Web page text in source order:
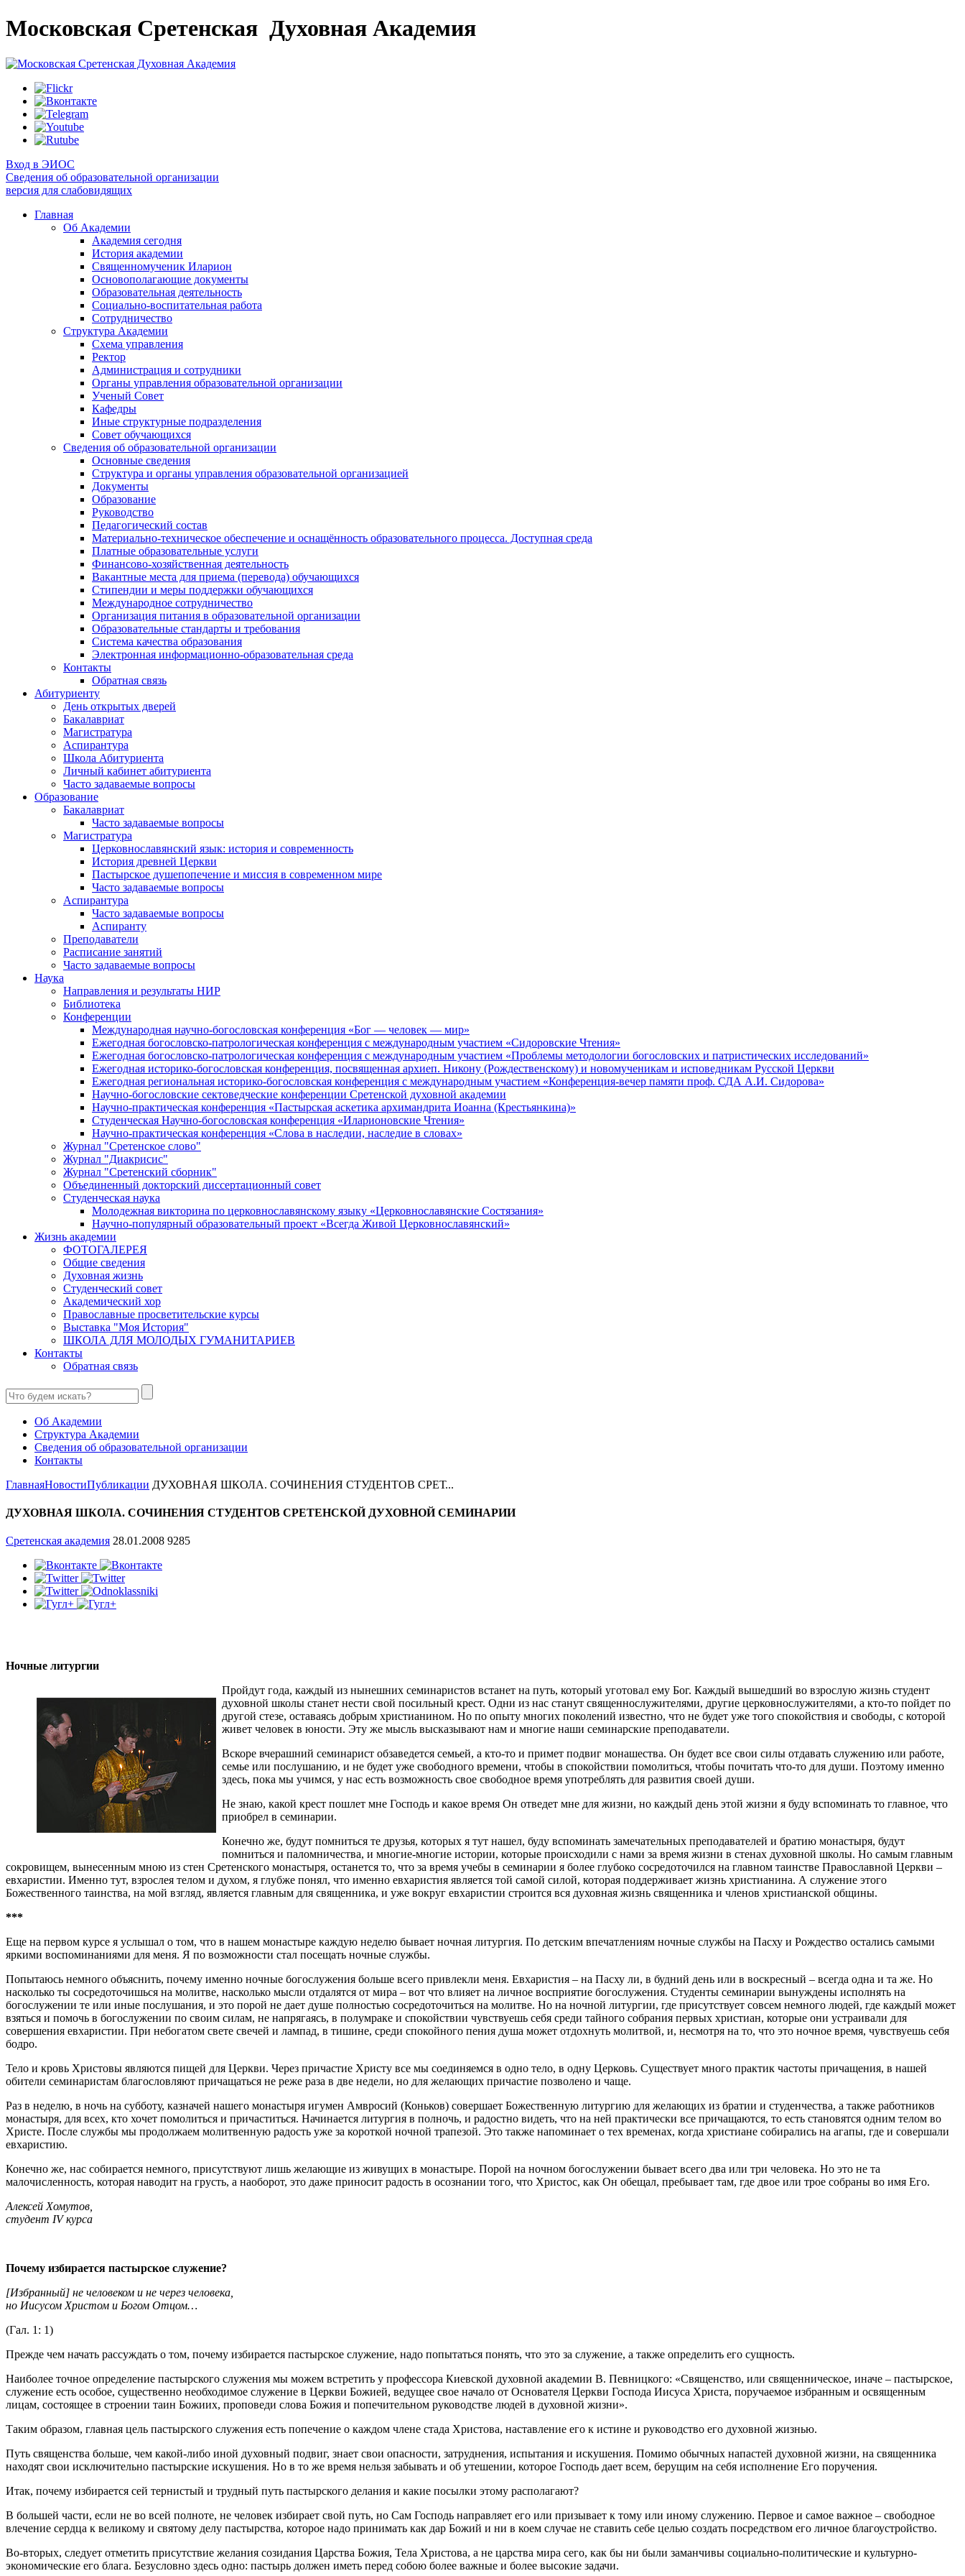
Московская Сретенская Духовная Академия
Вход в ЭИОС
Сведения об образовательной организации
версия для слабовидящих
Главная
Об Академии
Академия сегодня
История академии
Священномученик Иларион
Основополагающие документы
Образовательная деятельность
Социально-воспитательная работа
Сотрудничество
Структура Академии
Схема управления
Ректор
Администрация и сотрудники
Органы управления образовательной организации
Ученый Совет
Кафедры
Иные структурные подразделения
Совет обучающихся
Сведения об образовательной организации
Основные сведения
Структура и органы управления образовательной организацией
Документы
Образование
Руководство
Педагогический состав
Материально-техническое обеспечение и оснащённость образовательного процесса. Доступная среда
Платные образовательные услуги
Финансово-хозяйственная деятельность
Вакантные места для приема (перевода) обучающихся
Стипендии и меры поддержки обучающихся
Международное сотрудничество
Организация питания в образовательной организации
Образовательные стандарты и требования
Система качества образования
Электронная информационно-образовательная среда
Контакты
Обратная связь
Абитуриенту
День открытых дверей
Бакалавриат
Магистратура
Аспирантура
Школа Абитуриента
Личный кабинет абитуриента
Часто задаваемые вопросы
Образование
Бакалавриат
Часто задаваемые вопросы
Магистратура
Церковнославянский язык: история и современность
История древней Церкви
Пастырское душепопечение и миссия в современном мире
Часто задаваемые вопросы
Аспирантура
Часто задаваемые вопросы
Аспиранту
Преподаватели
Расписание занятий
Часто задаваемые вопросы
Наука
Направления и результаты НИР
Библиотека
Конференции
Международная научно-богословская конференция «Бог — человек — мир»
Ежегодная богословско-патрологическая конференция с международным участием «Сидоровские Чтения»
Ежегодная богословско-патрологическая конференция с международным участием «Проблемы методологии богословских и патристических исследований»
Ежегодная историко-богословская конференция, посвященная архиеп. Никону (Рождественскому) и новомученикам и исповедникам Русской Церкви
Ежегодная региональная историко-богословская конференция с международным участием «Конференция-вечер памяти проф. СДА А.И. Сидорова»
Научно-богословские сектоведческие конференции Сретенской духовной академии
Научно-практическая конференция «Пастырская аскетика архимандрита Иоанна (Крестьянкина)»
Студенческая Научно-богословская конференция «Иларионовские Чтения»
Научно-практическая конференция «Cлова в наследии, наследие в словах»
Журнал "Сретенское слово"
Журнал "Диакрисис"
Журнал "Сретенский сборник"
Объединенный докторский диссертационный совет
Студенческая наука
Молодежная викторина по церковнославянскому языку «Церковнославянские Состязания»
Научно-популярный образовательный проект «Всегда Живой Церковнославянский»
Жизнь академии
ФОТОГАЛЕРЕЯ
Общие сведения
Духовная жизнь
Студенческий совет
Академический хор
Православные просветительские курсы
Выставка "Моя История"
ШКОЛА ДЛЯ МОЛОДЫХ ГУМАНИТАРИЕВ
Контакты
Обратная связь
Об Академии
Структура Академии
Сведения об образовательной организации
Контакты
ГлавнаяНовостиПубликации ДУХОВНАЯ ШКОЛА. СОЧИНЕНИЯ СТУДЕНТОВ СРЕТ...
ДУХОВНАЯ ШКОЛА. СОЧИНЕНИЯ СТУДЕНТОВ СРЕТЕНСКОЙ ДУХОВНОЙ СЕМИНАРИИ
Сретенская академия 28.01.2008 9285
Ночные литургии
Пройдут года, каждый из нынешних семинаристов встанет на путь, который уготовал ему Бог. Каждый вышедший во взрослую жизнь студент
духовной школы станет нести свой посильный крест. Одни из нас станут священнослужителями, другие церковнослужителями, а кто-то пойдет по
другой стезе, оставаясь добрым христианином. Но по опыту многих поколений известно, что не будет уже того спокойствия и свободы, с которой
живет человек в юности. Эту же мысль высказывают нам и многие наши семинарские преподаватели.
Вскоре вчерашний семинарист обзаведется семьей, а кто-то и примет подвиг монашества. Он будет все свои силы отдавать служению или работе,
семье или послушанию, и не будет уже свободного времени, чтобы в спокойствии помолиться, чтобы почитать что-то для души. Поэтому именно
здесь, пока мы учимся, у нас есть возможность свое свободное время употреблять для развития своей души.
Не знаю, какой крест пошлет мне Господь и какое время Он отведет мне для жизни, но каждый день этой жизни я буду вспоминать то главное, что
приобрел в семинарии.
Конечно же, будут помниться те друзья, которых я тут нашел, буду вспоминать замечательных преподавателей и братию монастыря, будут
помниться и паломничества, и многие-многие истории, которые происходили с нами за время жизни в стенах духовной школы. Но самым главным
сокровищем, вынесенным мною из стен Сретенского монастыря, останется то, что за время учебы в семинарии я более глубоко сосредоточился на главном таинстве Православной Церкви –
евхаристии. Именно тут, взрослея телом и духом, я глубже понял, что именно евхаристия является той самой силой, которая поддерживает жизнь христианина. А служение этого
Божественного таинства, на мой взгляд, является главным для священника, и уже вокруг евхаристии строится вся духовная жизнь священника и членов христианской общины.
***
Еще на первом курсе я услышал о том, что в нашем монастыре каждую неделю бывает ночная литургия. По детским впечатлениям ночные службы на Пасху и Рождество остались самыми
яркими воспоминаниями для меня. Я по возможности стал посещать ночные службы.
Попытаюсь немного объяснить, почему именно ночные богослужения больше всего привлекли меня. Евхаристия – на Пасху ли, в будний день или в воскресный – всегда одна и та же. Но
насколько ты сосредоточишься на молитве, насколько мысли отдалятся от мира – вот что влияет на личное восприятие богослужения. Студенты семинарии вынуждены исполнять на
богослужении те или иные послушания, и это порой не дает душе полностью сосредоточиться на молитве. Но на ночной литургии, где присутствует совсем немного людей, где каждый может
взяться и помочь в богослужении по своим силам, не напрягаясь, в полумраке и спокойствии чувствуешь себя среди тайного собрания первых христиан, которые они устраивали для
совершения евхаристии. При небогатом свете свечей и лампад, в тишине, среди спокойного пения душа может отдохнуть молитвой, и, несмотря на то, что это ночное время, чувствуешь себя
бодро.
Тело и кровь Христовы являются пищей для Церкви. Через причастие Христу все мы соединяемся в одно тело, в одну Церковь. Существует много практик частоты причащения, в нашей
обители семинаристам благословляют причащаться не реже раза в две недели, но для желающих причастие позволено и чаще.
Раз в неделю, в ночь на субботу, казначей нашего монастыря игумен Амвросий (Коньков) совершает Божественную литургию для желающих из братии и студенчества, а также работников
монастыря, для всех, кто хочет помолиться и причаститься. Начинается литургия в полночь, и радостно видеть, что на ней практически все причащаются, то есть становятся одним телом во
Христе. После службы мы продолжаем молитвенную радость уже за короткой ночной трапезой. Это также напоминает о тех временах, когда христиане собирались на агапы, где и совершали
евхаристию.
Конечно же, нас собирается немного, присутствуют лишь желающие из живущих в монастыре. Порой на ночном богослужении бывает всего два или три человека. Но это не та
малочисленность, которая наводит на грусть, а наоборот, это даже приносит радость в осознании того, что Христос, как Он обещал, пребывает там, где двое или трое собраны во имя Его.
Алексей Хомутов,
студент IV курса
Почему избирается пастырское служение?
[Избранный] не человеком и не через человека,
но Иисусом Христом и Богом Отцом…
(Гал. 1: 1)
Прежде чем начать рассуждать о том, почему избирается пастырское служение, надо попытаться понять, что это за служение, а также определить его сущность.
Наиболее точное определение пастырского служения мы можем встретить у профессора Киевской духовной академии В. Певницкого: «Священство, или священническое, иначе – пастырское,
служение есть особое, существенно необходимое служение в Церкви Божией, ведущее свое начало от Основателя Церкви Господа Иисуса Христа, поручаемое избранным и освященным
лицам, состоящее в строении таин Божиих, проповеди слова Божия и попечительном руководстве людей в духовной жизни».
Таким образом, главная цель пастырского служения есть попечение о каждом члене стада Христова, наставление его к истине и руководство его духовной жизнью.
Путь священства больше, чем какой-либо иной духовный подвиг, знает свои опасности, затруднения, испытания и искушения. Помимо обычных напастей духовной жизни, на священника
находят свои исключительно пастырские искушения. Но в то же время нельзя забывать и об утешении, которое Господь дает всем, берущим на себя исполнение Его поручения.
Итак, почему избирается сей тернистый и трудный путь пастырского делания и какие посылки этому располагают?
В большей части, если не во всей полноте, не человек избирает свой путь, но Сам Господь направляет его или призывает к тому или иному служению. Первое и самое важное – свободное
влечение сердца к великому и святому делу пастырства, которое надо принимать как дар Божий и ни в коем случае не ставить себе целью создать посредством его личное благоустройство.
Во-вторых, следует отметить присутствие желания созидания Царства Божия, Тела Христова, а не царства мира сего, как бы ни были заманчивы социально-политические и культурно-
экономические его блага. Безусловно здесь одно: пастырь должен иметь перед собою более важные и более высокие задачи.